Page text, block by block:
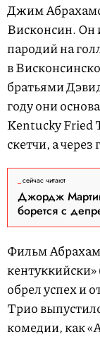
Джим Абрахамс
Висконсин. Он
пародий на
в
братьями
году они
Kentucky Fried
скетчи, а
сейчас читают
Джордж
борется с
Фильм
кентуккийски»
обрел успех и
Трио
комедии, как